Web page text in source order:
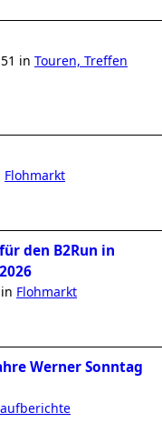
in Touren, Treffen
Flohmarkt
den B2Run in
in Flohmarkt
Werner Sonntag